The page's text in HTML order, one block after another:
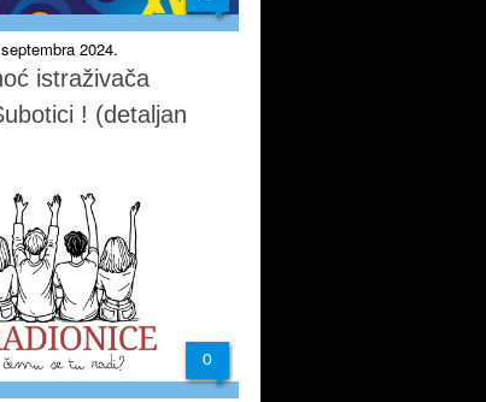
2024.
istraživača
! (detaljan
0